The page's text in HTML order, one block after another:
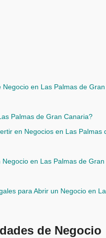
en Las Palmas de Gran
Palmas de Gran Canaria?
en Negocios en Las Palmas
en Las Palmas de Gran
para Abrir un Negocio en
de Negocio